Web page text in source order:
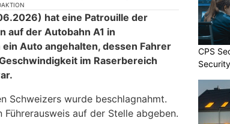
hat eine Patrouille der
auf der Autobahn A1 in
Auto angehalten, dessen Fahrer
im Raserbereich
Schweizers wurde beschlagnahmt.
Führerausweis auf der Stelle abgeben.
CPS